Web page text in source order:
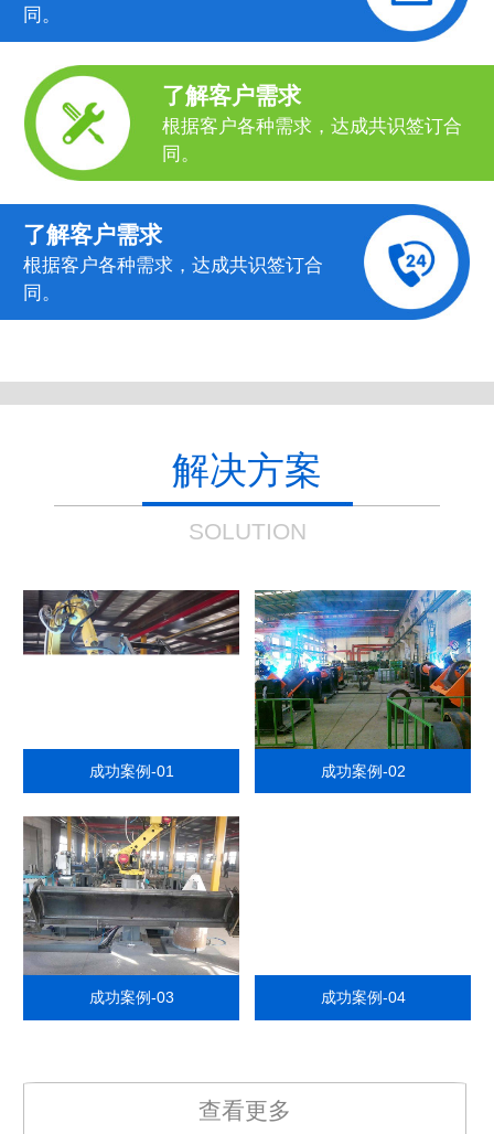
同。
了解客户需求
根据客户各种需求，达成共识签订合
同。
了解客户需求
根据客户各种需求，达成共识签订合
同。
解决方案
SOLUTION
成功案例-01 成功案例-02
成功案例-03 成功案例-04
查看更多